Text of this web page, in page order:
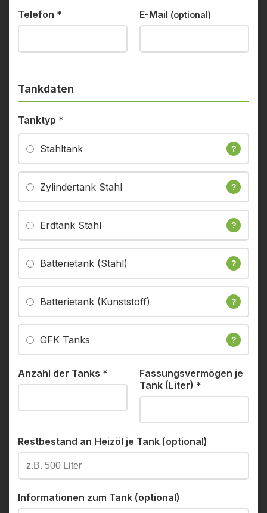
Telefon * E-Mail (optional)
Tankdaten
Tanktyp *
Stahltank ?
Zylindertank Stahl ?
Erdtank Stahl ?
Batterietank (Stahl) ?
Batterietank (Kunststoff) ?
GFK Tanks ?
Anzahl der Tanks *
Fassungsvermögen je
Tank (Liter) *
Restbestand an Heizöl je Tank (optional)
Informationen zum Tank (optional)